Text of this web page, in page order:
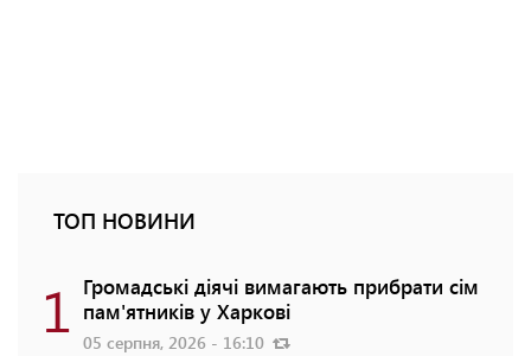
ТОП НОВИНИ
1 Громадські діячі вимагають прибрати сім
пам'ятників у Харкові
05 серпня, 2026 - 16:10